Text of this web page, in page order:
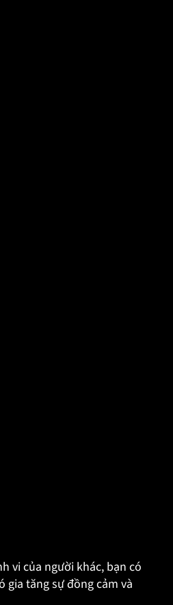
vi của người khác, bạn có
tăng sự đồng cảm và